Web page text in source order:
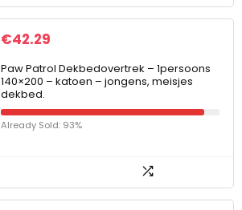
€42.29
Paw Patrol Dekbedovertrek – 1persoons
140×200 – katoen – jongens, meisjes
dekbed.
Already Sold: 93%